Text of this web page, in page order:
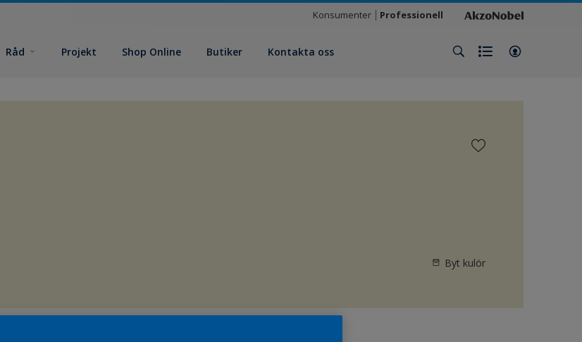
Konsumenter Professionell
Råd Projekt Shop Online Butiker Kontakta oss
Byt kulör